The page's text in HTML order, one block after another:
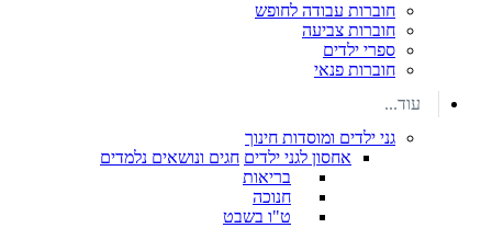
חוברות עבודה לחופש
חוברות צביעה
ספרי ילדים
חוברות פנאי
עוד...
גני ילדים ומוסדות חינוך
אחסון לגני ילדים חגים ונושאים נלמדים
בריאות
חנוכה
ט"ו בשבט